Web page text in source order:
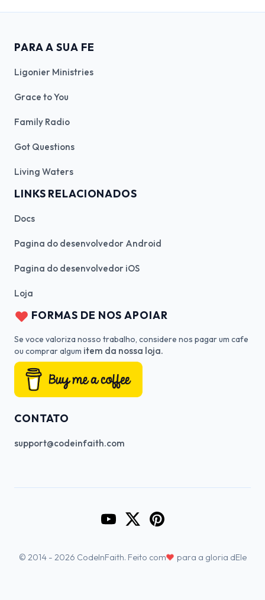
PARA A SUA FE
Ligonier Ministries
Grace to You
Family Radio
Got Questions
Living Waters
LINKS RELACIONADOS
Docs
Pagina do desenvolvedor Android
Pagina do desenvolvedor iOS
Loja
FORMAS DE NOS APOIAR
Se voce valoriza nosso trabalho, considere nos pagar um cafe
ou comprar algum item da nossa loja.
CONTATO
support@codeinfaith.com
Go to CodeInFaith's YouTube
Go to CodeInFaith's Twitter
Go to CodeInFaith's
© 2014 - 2026 CodeInFaith. Feito com♥ para a gloria dEle